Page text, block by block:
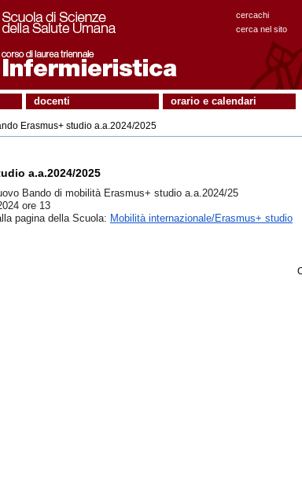
cercachi
cerca nel sito
docenti orario e calendari
Erasmus+ studio a.a.2024/2025
a.a.2024/2025
Bando di mobilità Erasmus+ studio a.a.2024/25
ore 13
pagina della Scuola: Mobilità internazionale/Erasmus+ studio